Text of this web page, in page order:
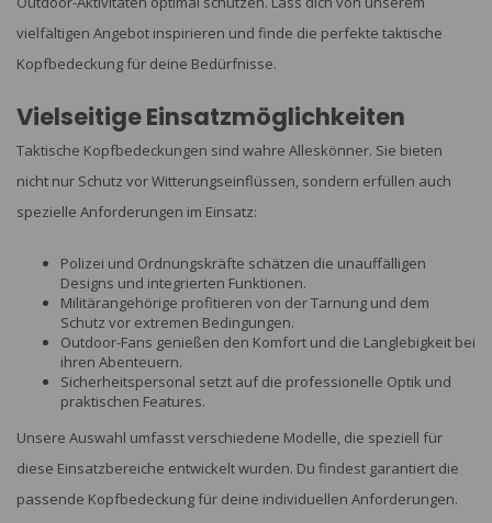
vielfältigen Angebot inspirieren und finde die perfekte taktische
Kopfbedeckung für deine Bedürfnisse.
Vielseitige Einsatzmöglichkeiten
Taktische Kopfbedeckungen sind wahre Alleskönner. Sie bieten
nicht nur Schutz vor Witterungseinflüssen, sondern erfüllen auch
spezielle Anforderungen im Einsatz:
Polizei und Ordnungskräfte schätzen die unauffälligen
Designs und integrierten Funktionen.
Militärangehörige profitieren von der Tarnung und dem
Schutz vor extremen Bedingungen.
Outdoor-Fans genießen den Komfort und die Langlebigkeit bei
ihren Abenteuern.
Sicherheitspersonal setzt auf die professionelle Optik und
praktischen Features.
Unsere Auswahl umfasst verschiedene Modelle, die speziell für
diese Einsatzbereiche entwickelt wurden. Du findest garantiert die
passende Kopfbedeckung für deine individuellen Anforderungen.